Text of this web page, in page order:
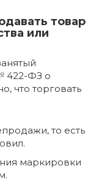
товар
или
422-ФЗ о
что торговать
то есть
маркировки